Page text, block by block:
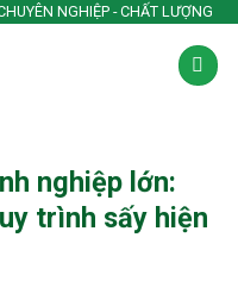
NGHIỆP - CHẤT LƯỢNG
nghiệp lớn:
trình sấy hiện